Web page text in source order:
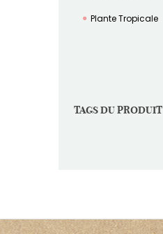
Plante Tropicale
TAGS DU PRODUIT